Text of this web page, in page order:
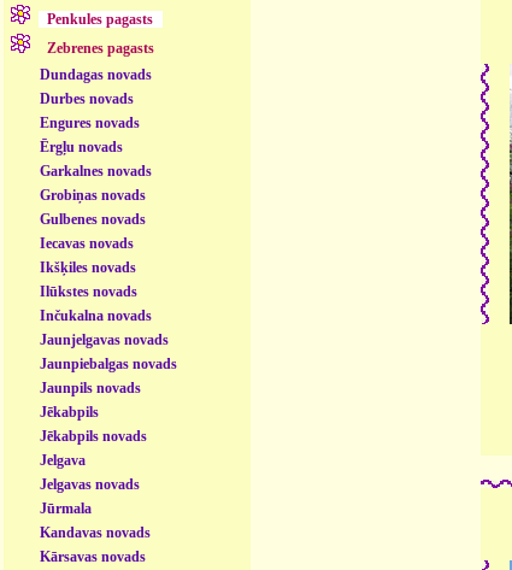
Penkules pagasts
Zebrenes pagasts
Dundagas novads
Durbes novads
Engures novads
Ērgļu novads
Garkalnes novads
Grobiņas novads
Gulbenes novads
Iecavas novads
Ikšķiles novads
Ilūkstes novads
Inčukalna novads
Jaunjelgavas novads
Jaunpiebalgas novads
Jaunpils novads
Jēkabpils
Jēkabpils novads
Jelgava
Jelgavas novads
Jūrmala
Kandavas novads
Kārsavas novads